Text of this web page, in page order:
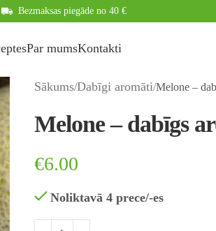
Bezmaksas piegāde no 40 €
Par mumsKontakti
Sākums Dabīgi aromāti Melone –
Melone – dabīgs
€6.00
Noliktavā 4 prece/-es